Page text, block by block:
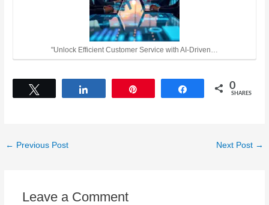
"Unlock Efficient Customer Service with AI-Driven…
Share 0
SHARES
← Previous Post Next Post →
Leave a Comment